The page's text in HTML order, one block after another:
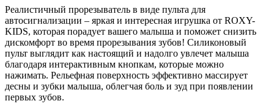
Реалистичный прорезыватель в виде пульта для
автосигнализации – яркая и интересная игрушка от ROXY-
KIDS, которая порадует вашего малыша и поможет снизить
дискомфорт во время прорезывания зубов! Силиконовый
пульт выглядит как настоящий и надолго увлечет малыша
благодаря интерактивным кнопкам, которые можно
нажимать. Рельефная поверхность эффективно массирует
десны и зубки малыша, облегчая боль и зуд при появлении
первых зубов.